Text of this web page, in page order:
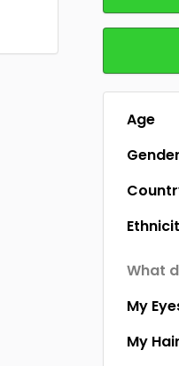
Age
Gender
What
My
My Hair